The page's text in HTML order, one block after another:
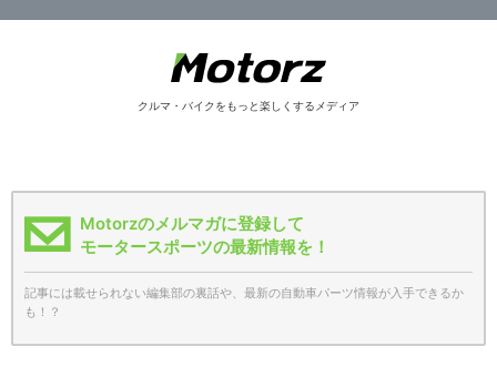
クルマ・バイクをもっと楽しくするメディア
Motorzのメルマガに登録して
モータースポーツの最新情報を！
記事には載せられない編集部の裏話や、最新の自動車パーツ情報が入手できるか
も！？